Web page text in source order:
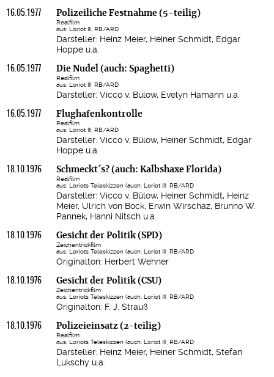
16.05.1977 Polizeiliche Festnahme (5-teilig)
Realfilm
aus: Loriot III, RB/ARD
Darsteller: Heinz Meier, Heiner Schmidt, Edgar
Hoppe u.a.
16.05.1977 Die Nudel (auch: Spaghetti)
Realfilm
aus: Loriot III, RB/ARD
Darsteller: Vicco v. Bülow, Evelyn Hamann u.a.
16.05.1977 Flughafenkontrolle
Realfilm
aus: Loriot III, RB/ARD
Darsteller: Vicco v. Bülow, Heiner Schmidt, Edgar
Hoppe u.a.
18.10.1976 Schmeckt´s? (auch: Kalbshaxe Florida)
Realfilm
aus: Loriots Teleskizzen (auch: Loriot II), RB/ARD
Darsteller: Vicco v. Bülow, Heiner Schmidt, Heinz
Meier, Ulrich von Bock, Erwin Wirschaz, Brunno W.
Pannek, Hanni Nitsch u.a.
18.10.1976 Gesicht der Politik (SPD)
Zeichentrickfilm
aus: Loriots Teleskizzen (auch: Loriot II), RB/ARD
Originalton: Herbert Wehner
18.10.1976 Gesicht der Politik (CSU)
Zeichentrickfilm
aus: Loriots Teleskizzen (auch: Loriot II), RB/ARD
Originalton: F. J. Strauß
18.10.1976 Polizeieinsatz (2-teilig)
Realfilm
aus: Loriots Teleskizzen (auch: Loriot II), RB/ARD
Darsteller: Heinz Meier, Heiner Schmidt, Stefan
Lukschy u.a.